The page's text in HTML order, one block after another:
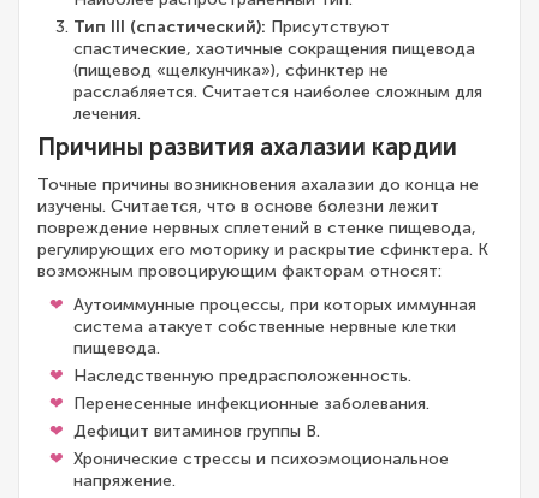
Тип III (спастический): Присутствуют
спастические, хаотичные сокращения пищевода
(пищевод «щелкунчика»), сфинктер не
расслабляется. Считается наиболее сложным для
лечения.
Причины развития ахалазии кардии
Точные причины возникновения ахалазии до конца не
изучены. Считается, что в основе болезни лежит
повреждение нервных сплетений в стенке пищевода,
регулирующих его моторику и раскрытие сфинктера. К
возможным провоцирующим факторам относят:
Аутоиммунные процессы, при которых иммунная
система атакует собственные нервные клетки
пищевода.
Наследственную предрасположенность.
Перенесенные инфекционные заболевания.
Дефицит витаминов группы В.
Хронические стрессы и психоэмоциональное
напряжение.